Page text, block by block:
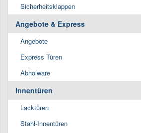
Sicherheitsklappen
Angebote & Express
Angebote
Express Türen
Abholware
Innentüren
Lacktüren
Stahl-Innentüren